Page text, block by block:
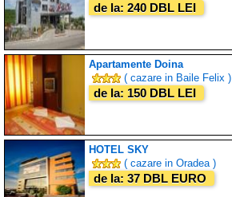
de la: 240 DBL LEI
Apartamente Doina
( cazare in Baile Felix )
de la: 150 DBL LEI
HOTEL SKY
( cazare in Oradea )
de la: 37 DBL EURO